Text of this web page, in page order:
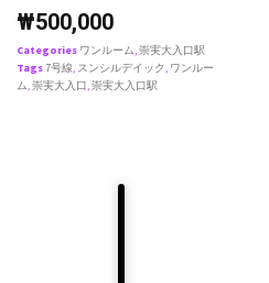
₩500,000
Categories ワンルーム,崇実大入口駅
Tags7号線, スンシルデイック , ワンルー
ム,崇実大入口,崇実大入口駅